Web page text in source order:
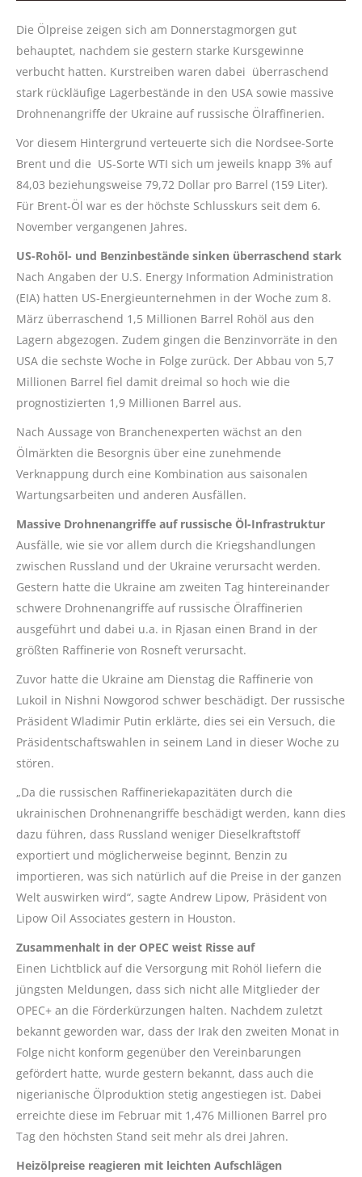
Die Ölpreise zeigen sich am Donnerstagmorgen gut
behauptet, nachdem sie gestern starke Kursgewinne
verbucht hatten. Kurstreiben waren dabei überraschend
stark rückläufige Lagerbestände in den USA sowie massive
Drohnenangriffe der Ukraine auf russische Ölraffinerien.
Vor diesem Hintergrund verteuerte sich die Nordsee-Sorte
Brent und die US-Sorte WTI sich um jeweils knapp 3% auf
84,03 beziehungsweise 79,72 Dollar pro Barrel (159 Liter).
Für Brent-Öl war es der höchste Schlusskurs seit dem 6.
November vergangenen Jahres.
US-Rohöl- und Benzinbestände sinken überraschend stark
Nach Angaben der U.S. Energy Information Administration
(EIA) hatten US-Energieunternehmen in der Woche zum 8.
März überraschend 1,5 Millionen Barrel Rohöl aus den
Lagern abgezogen. Zudem gingen die Benzinvorräte in den
USA die sechste Woche in Folge zurück. Der Abbau von 5,7
Millionen Barrel fiel damit dreimal so hoch wie die
prognostizierten 1,9 Millionen Barrel aus.
Nach Aussage von Branchenexperten wächst an den
Ölmärkten die Besorgnis über eine zunehmende
Verknappung durch eine Kombination aus saisonalen
Wartungsarbeiten und anderen Ausfällen.
Massive Drohnenangriffe auf russische Öl-Infrastruktur
Ausfälle, wie sie vor allem durch die Kriegshandlungen
zwischen Russland und der Ukraine verursacht werden.
Gestern hatte die Ukraine am zweiten Tag hintereinander
schwere Drohnenangriffe auf russische Ölraffinerien
ausgeführt und dabei u.a. in Rjasan einen Brand in der
größten Raffinerie von Rosneft verursacht.
Zuvor hatte die Ukraine am Dienstag die Raffinerie von
Lukoil in Nishni Nowgorod schwer beschädigt. Der russische
Präsident Wladimir Putin erklärte, dies sei ein Versuch, die
Präsidentschaftswahlen in seinem Land in dieser Woche zu
stören.
„Da die russischen Raffineriekapazitäten durch die
ukrainischen Drohnenangriffe beschädigt werden, kann dies
dazu führen, dass Russland weniger Dieselkraftstoff
exportiert und möglicherweise beginnt, Benzin zu
importieren, was sich natürlich auf die Preise in der ganzen
Welt auswirken wird“, sagte Andrew Lipow, Präsident von
Lipow Oil Associates gestern in Houston.
Zusammenhalt in der OPEC weist Risse auf
Einen Lichtblick auf die Versorgung mit Rohöl liefern die
jüngsten Meldungen, dass sich nicht alle Mitglieder der
OPEC+ an die Förderkürzungen halten. Nachdem zuletzt
bekannt geworden war, dass der Irak den zweiten Monat in
Folge nicht konform gegenüber den Vereinbarungen
gefördert hatte, wurde gestern bekannt, dass auch die
nigerianische Ölproduktion stetig angestiegen ist. Dabei
erreichte diese im Februar mit 1,476 Millionen Barrel pro
Tag den höchsten Stand seit mehr als drei Jahren.
Heizölpreise reagieren mit leichten Aufschlägen